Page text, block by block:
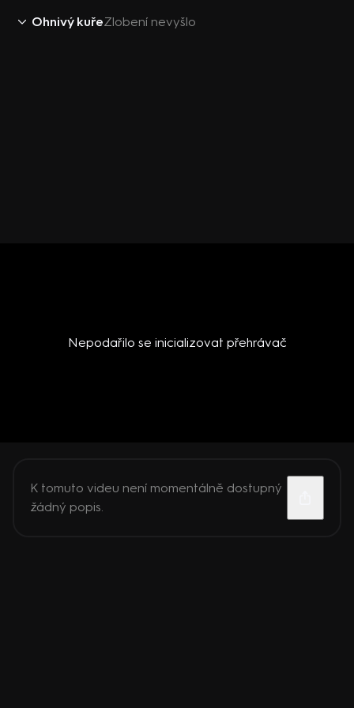
Ohnivý kuřeZlobení nevyšlo
Nepodařilo se inicializovat přehrávač
K tomuto videu není momentálně dostupný
žádný popis.